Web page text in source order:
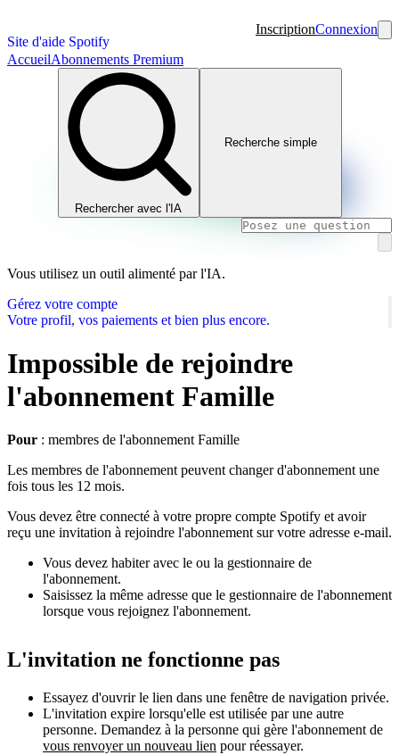
Site d'aide Spotify
InscriptionConnexion
AccueilAbonnements Premium
Rechercher avec l'IA
Recherche simple
Vous utilisez un outil alimenté par l'IA.
Gérez votre compte
Votre profil, vos paiements et bien plus encore.
Impossible de rejoindre
l'abonnement Famille
Pour : membres de l'abonnement Famille
Les membres de l'abonnement peuvent changer d'abonnement une
fois tous les 12 mois.
Vous devez être connecté à votre propre compte Spotify et avoir
reçu une invitation à rejoindre l'abonnement sur votre adresse e-mail.
Vous devez habiter avec le ou la gestionnaire de
l'abonnement.
Saisissez la même adresse que le gestionnaire de l'abonnement
lorsque vous rejoignez l'abonnement.
L'invitation ne fonctionne pas
Essayez d'ouvrir le lien dans une fenêtre de navigation privée.
L'invitation expire lorsqu'elle est utilisée par une autre
personne. Demandez à la personne qui gère l'abonnement de
vous renvoyer un nouveau lien pour réessayer.